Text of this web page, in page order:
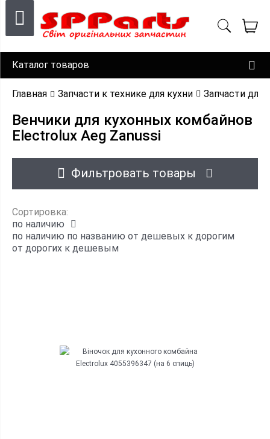
Каталог товаров
Главная Запчасти к технике для кухни Запчасти для
Венчики для кухонных комбайнов
Electrolux Aeg Zanussi
Фильтровать товары
Сортировка:
по наличию
по наличию по названию от дешевых к дорогим
от дорогих к дешевым